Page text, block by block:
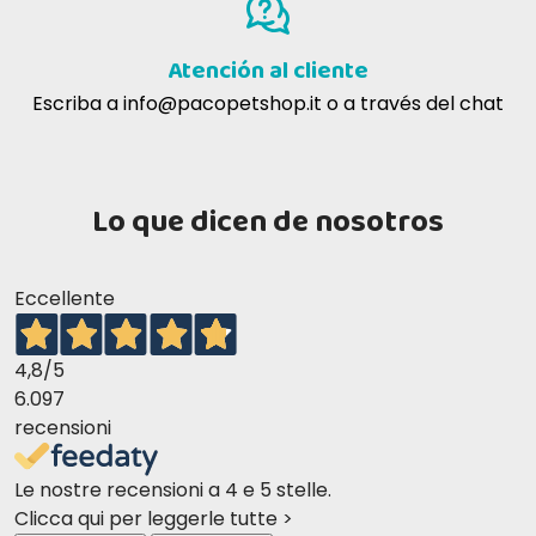
Salud y seguridad
¿Contiene el producto conservantes artificiales?
Sí, gracias a su alta digestibilidad y a la ausencia de
cereales, es ideal también para gatos con digestión
delicada.
Atención al cliente
Escriba ainfo@pacopetshop.it o a través del chat
Lo que dicen de nosotros
Eccellente
4,8/5
6.097
recensioni
Le nostre recensioni a 4 e 5 stelle.
Clicca qui per leggerle tutte >